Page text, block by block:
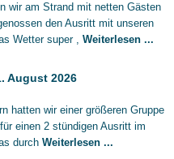
wir am Strand mit netten Gästen
den Ausritt mit unseren
Wetter super , Weiterlesen ...
August 2026
hatten wir einer größeren Gruppe
einen 2 stündigen Ausritt im
durch Weiterlesen ...